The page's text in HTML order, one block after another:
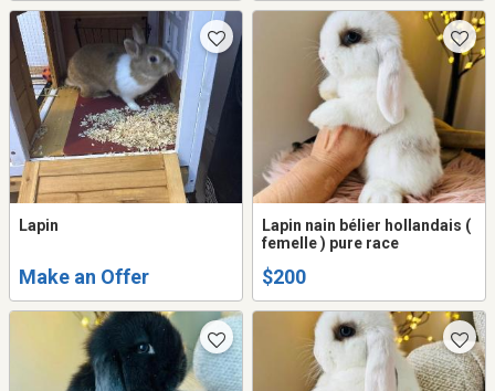
Lapin
Make an Offer
Lapin nain bélier hollandais (
femelle ) pure race
$200